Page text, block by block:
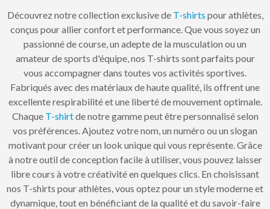
Découvrez notre collection exclusive de T-shirts pour athlètes,
conçus pour allier confort et performance. Que vous soyez un
passionné de course, un adepte de la musculation ou un
amateur de sports d'équipe, nos T-shirts sont parfaits pour
vous accompagner dans toutes vos activités sportives.
Fabriqués avec des matériaux de haute qualité, ils offrent une
excellente respirabilité et une liberté de mouvement optimale.
Chaque T-shirtde notre gamme peut être personnalisé selon
vos préférences. Ajoutez votre nom, un numéro ou un slogan
motivant pour créer un look unique qui vous représente. Grâce
à notre outil de conception facile à utiliser, vous pouvez laisser
libre cours à votre créativité en quelques clics. En choisissant
nos T-shirts pour athlètes, vous optez pour un style moderne et
dynamique, tout en bénéficiant de la qualité et du savoir-faire